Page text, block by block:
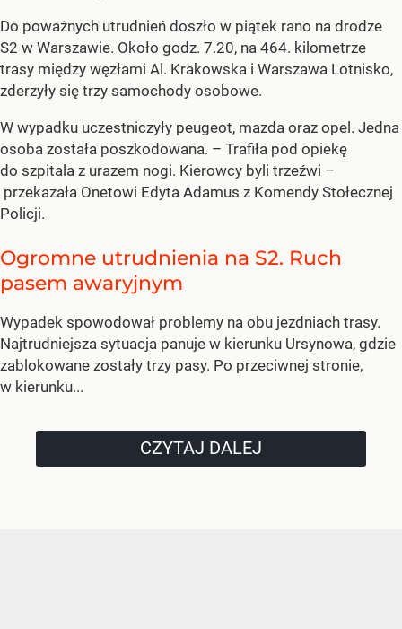
Do poważnych utrudnień doszło w piątek rano na drodze
S2 w Warszawie. Około godz. 7.20, na 464. kilometrze
trasy między węzłami Al. Krakowska i Warszawa Lotnisko,
zderzyły się trzy samochody osobowe.
W wypadku uczestniczyły peugeot, mazda oraz opel. Jedna
osoba została poszkodowana. – Trafiła pod opiekę
do szpitala z urazem nogi. Kierowcy byli trzeźwi –
przekazała Onetowi Edyta Adamus z Komendy Stołecznej
Policji.
Ogromne utrudnienia na S2. Ruch
pasem awaryjnym
Wypadek spowodował problemy na obu jezdniach trasy.
Najtrudniejsza sytuacja panuje w kierunku Ursynowa, gdzie
zablokowane zostały trzy pasy. Po przeciwnej stronie,
w kierunku...
CZYTAJ DALEJ